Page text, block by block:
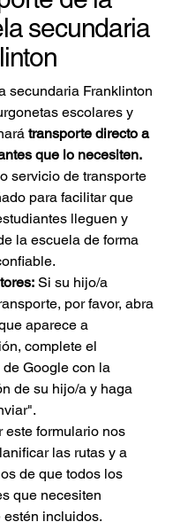
secundaria
secundaria Franklinton
escolares y
transporte directo a
que lo necesiten.
servicio de transporte
para facilitar que
lleguen y
la escuela de forma
Si su hijo/a
por favor, abra
aparece a
complete el
Google con la
de su hijo/a y haga
este formulario nos
las rutas y a
de que todos los
que necesiten
estén incluidos.